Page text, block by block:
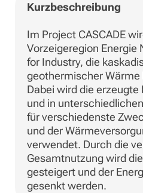
Kurzbeschreibung
Im Project CASCADE
Vorzeigeregion Energie
for Industry, die
geothermischer
Dabei wird die
und in
für verschiedenste
und der
verwendet. Durch die
Gesamtnutzung wird
gesteigert und der
gesenkt werden.